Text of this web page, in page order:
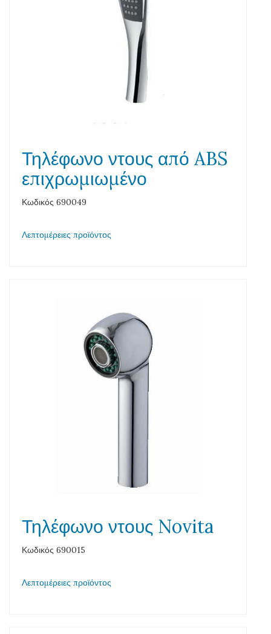
Τηλέφωνο ντους από ABS
επιχρωμιωμένο
Κωδικός 690049
Λεπτομέρειες προϊόντος
Τηλέφωνο ντους Novita
Κωδικός 690015
Λεπτομέρειες προϊόντος